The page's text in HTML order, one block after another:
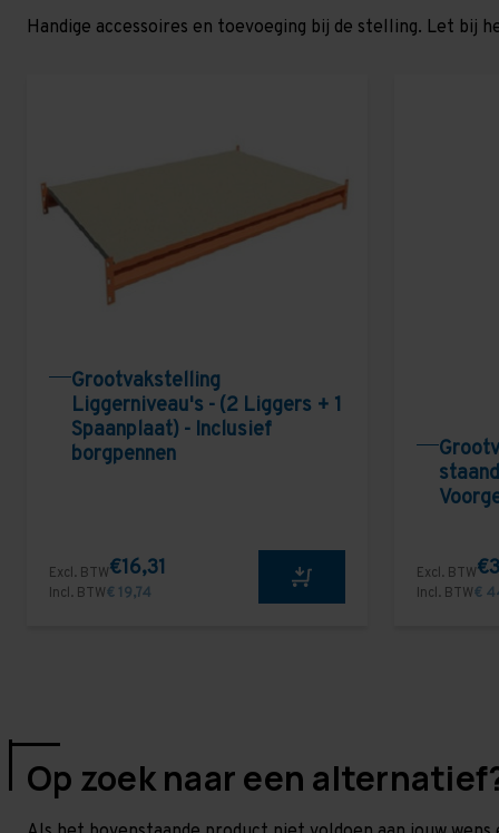
Handige accessoires en toevoeging bij de stelling. Let
Grootvakstelling
Liggerniveau's - (2 Liggers + 1
Spaanplaat) - Inclusief
borgpennen
Excl. BTW€16,31
Incl. BTW€ 19,74
Excl. BTW
Incl. BTW€
Op zoek naar een